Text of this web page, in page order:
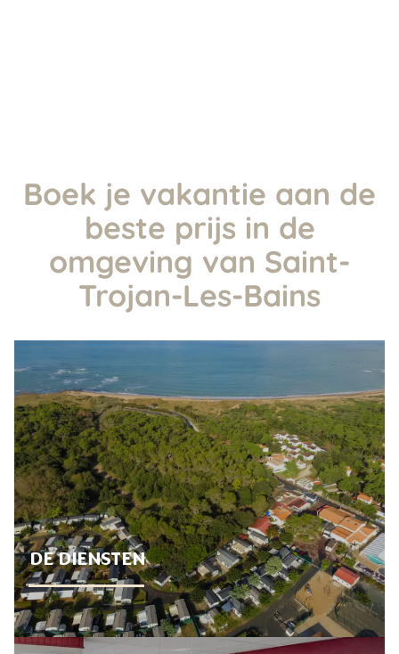
Boek je vakantie aan de
beste prijs in de
omgeving van Saint-
Trojan-Les-Bains
DE DIENSTEN